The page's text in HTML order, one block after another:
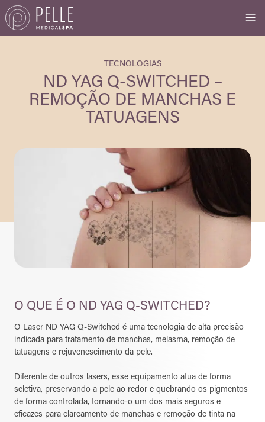
TECNOLOGIAS
ND YAG Q-SWITCHED –
REMOÇÃO DE MANCHAS E
TATUAGENS
O QUE É O ND YAG Q-SWITCHED?
O Laser ND YAG Q-Switched é uma tecnologia de alta precisão
indicada para tratamento de manchas, melasma, remoção de
tatuagens e rejuvenescimento da pele.
Diferente de outros lasers, esse equipamento atua de forma
seletiva, preservando a pele ao redor e quebrando os pigmentos
de forma controlada, tornando-o um dos mais seguros e
eficazes para clareamento de manchas e remoção de tinta na